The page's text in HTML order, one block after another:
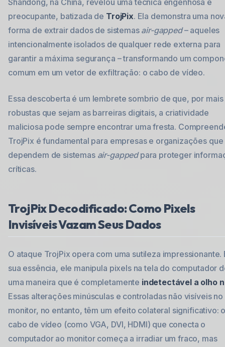
Shandong, na China, revelou uma técnica engenhosa e
preocupante, batizada de TrojPix. Ela demonstra uma
forma de extrair dados de sistemas air-gapped– aqueles
intencionalmente isolados de qualquer rede externa para
garantir a máxima segurança – transformando um
comum em um vetor de exfiltração: o cabo de vídeo.
Essa descoberta é um lembrete sombrio de que, por mais
robustas que sejam as barreiras digitais, a criatividade
maliciosa pode sempre encontrar uma fresta.
TrojPix é fundamental para empresas e organizações que
dependem de sistemas air-gappedpara proteger
críticas.
TrojPix Decodificado: Como Pixels
Invisíveis Vazam Seus Dados
O ataque TrojPix opera com uma sutileza impressionante.
sua essência, ele manipula pixels na tela do computador
uma maneira que é completamente indetectável a olho
Essas alterações minúsculas e controladas não visíveis no
monitor, no entanto, têm um efeito colateral significativo:
cabo de vídeo (como VGA, DVI, HDMI) que conecta o
computador ao monitor começa a irradiar um fraco, mas